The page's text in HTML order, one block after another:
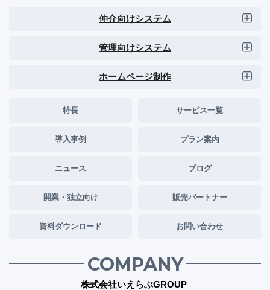
仲介向けシステム
管理向けシステム
ホームページ制作
特長 サービス一覧
導入事例 プラン案内
ニュース ブログ
開業・独立向け 販売パートナー
資料ダウンロード お問い合わせ
COMPANY
株式会社いえらぶGROUP